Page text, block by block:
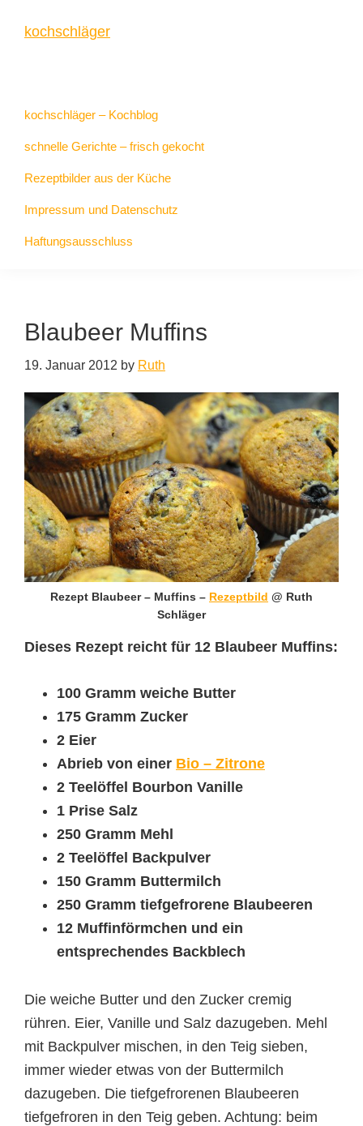
Hauptnavigation
Inhalt
Seitenspalte
kochschläger
kochschläger – Kochblog
schnelle Gerichte – frisch gekocht
Rezeptbilder aus der Küche
Impressum und Datenschutz
Haftungsausschluss
Blaubeer Muffins
19. Januar 2012 by Ruth
Rezept Blaubeer – Muffins – Rezeptbild @ Ruth
Schläger
Dieses Rezept reicht für 12 Blaubeer Muffins:
100 Gramm weiche Butter
175 Gramm Zucker
2 Eier
Abrieb von einer Bio – Zitrone
2 Teelöffel Bourbon Vanille
1 Prise Salz
250 Gramm Mehl
2 Teelöffel Backpulver
150 Gramm Buttermilch
250 Gramm tiefgefrorene Blaubeeren
12 Muffinförmchen und ein
entsprechendes Backblech
Die weiche Butter und den Zucker cremig
rühren. Eier, Vanille und Salz dazugeben. Mehl
mit Backpulver mischen, in den Teig sieben,
immer wieder etwas von der Buttermilch
dazugeben. Die tiefgefrorenen Blaubeeren
tiefgefroren in den Teig geben. Achtung: beim